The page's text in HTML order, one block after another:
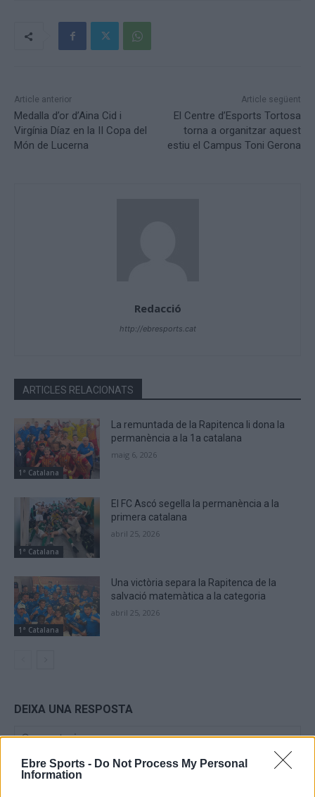
Ebre Sports - Do Not Process My Personal
Information
Article anterior
Medalla d’or d’Aina Cid i
Virgínia Díaz en la II Copa del
Món de Lucerna
Article següent
El Centre d’Esports Tortosa
torna a organitzar aquest
estiu el Campus Toni Gerona
Redacció
http://ebresports.cat
ARTICLES RELACIONATS
1ª Catalana
La remuntada de la Rapitenca li dona la
permanència a la 1a catalana
maig 6, 2026
1ª Catalana
El FC Ascó segella la permanència a la
primera catalana
abril 25, 2026
1ª Catalana
Una victòria separa la Rapitenca de la
salvació matemàtica a la categoria
abril 25, 2026
DEIXA UNA RESPOSTA